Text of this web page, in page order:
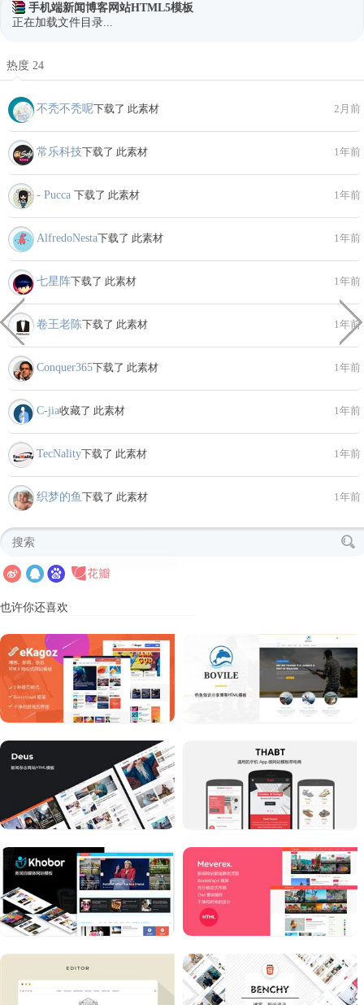
手机端新闻博客网站HTML5模板
正在加载文件目录...
热度 24
不秃不秃呢下载了 此素材 2月前
常乐科技下载了 此素材 1年前
- Pucca 下载了 此素材 1年前
AlfredoNesta下载了 此素材 1年前
七星阵下载了 此素材 1年前
卷王老陈下载了 此素材 1年前
Conquer365下载了 此素材 1年前
C-jia收藏了 此素材 1年前
TecNality下载了 此素材 1年前
织梦的鱼下载了 此素材 1年前
也许你还喜欢